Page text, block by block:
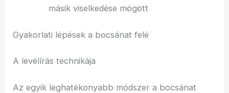
másik viselkedése mögött
Gyakorlati lépések a bocsánat felé
A levélírás technikája
Az egyik leghatékonyabb módszer a bocsánat